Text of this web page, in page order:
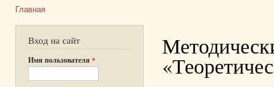
Главная
Вход на сайт
Имя пользователя *